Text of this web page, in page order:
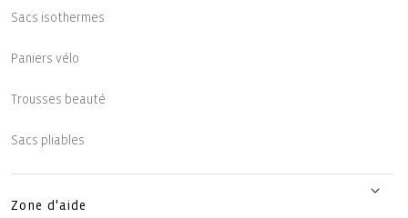
Sacs isothermes
Paniers vélo
Trousses beauté
Sacs pliables
Zone d'aide